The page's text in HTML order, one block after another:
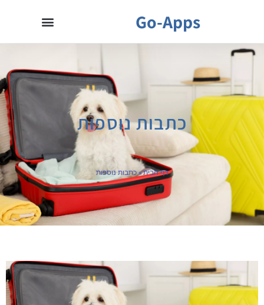
Go-Apps
כתבות נוספות
דף הבית»כתבות נוספות